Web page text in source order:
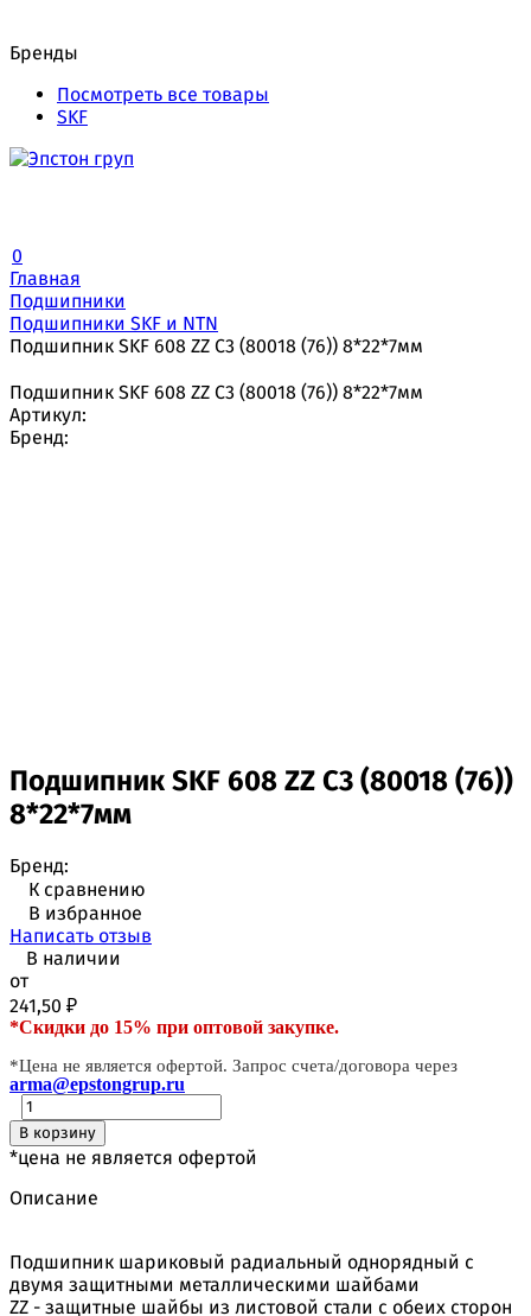
Бренды
Посмотреть все товары
SKF
0
Главная
Подшипники
Подшипники SKF и NTN
Подшипник SKF 608 ZZ C3 (80018 (76)) 8*22*7мм
Подшипник SKF 608 ZZ C3 (80018 (76)) 8*22*7мм
Артикул:
Бренд:
Подшипник SKF 608 ZZ C3 (80018 (76))
8*22*7мм
Бренд:
К сравнению
В избранное
Написать отзыв
В наличии
от
241,50 ₽
*Скидки до 15% при оптовой закупке.
*Цена не является офертой. Запрос счета/договора через
arma@epstongrup.ru
В корзину
*цена не является офертой
Описание
Подшипник шариковый радиальный однорядный с
двумя защитными металлическими шайбами
ZZ - защитные шайбы из листовой стали с обеих сторон